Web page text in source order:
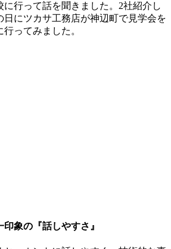
に行って話を聞きました。2社紹介し
日にツカサ工務店が神辺町で見学会を
ってみました。
象の『話しやすさ』